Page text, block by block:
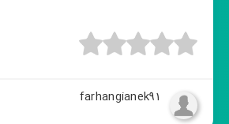
farhangianek91